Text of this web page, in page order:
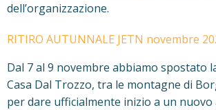
dell’organizzazione.
RITIRO AUTUNNALE JETN novembre
Dal 7 al 9 novembre abbiamo spostato
Casa Dal Trozzo, tra le montagne di
per dare ufficialmente inizio a un nuovo